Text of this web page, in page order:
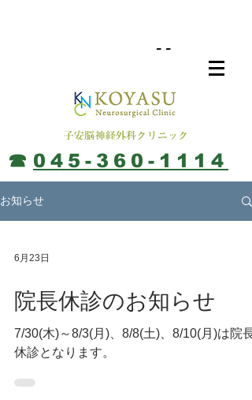
--
​☎︎ 045-360-1114
お知らせ
6月23日
院長休診のお知らせ
7/30(木)～8/3(月)、8/8(土)、8/10(月)は院長
休診となります。